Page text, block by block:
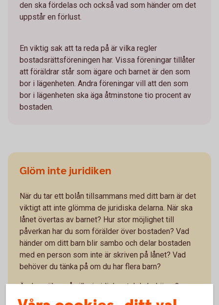
den ska fördelas och också vad som händer om det
uppstår en förlust.
En viktig sak att ta reda på är vilka regler
bostadsrättsföreningen har. Vissa föreningar tillåter
att föräldrar står som ägare och barnet är den som
bor i lägenheten. Andra föreningar vill att den som
bor i lägenheten ska äga åtminstone tio procent av
bostaden.
Glöm inte juridiken
När du tar ett bolån tillsammans med ditt barn är det
viktigt att inte glömma de juridiska delarna. När ska
lånet övertas av barnet? Hur stor möjlighet till
påverkan har du som förälder över bostaden? Vad
händer om ditt barn blir sambo och delar bostaden
med en person som inte är skriven på lånet? Vad
behöver du tänka på om du har flera barn?
Är du osäker på vilka juridisk avtal du behöver?